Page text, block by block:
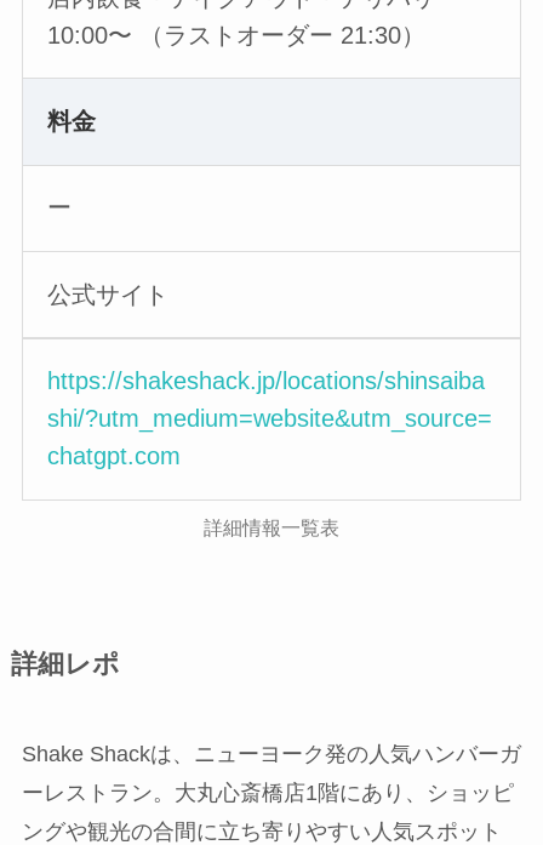
10:00〜 （ラストオーダー 21:30）
料金
ー
公式サイト
https://shakeshack.jp/locations/shinsaiba
shi/?utm_medium=website&utm_source=
chatgpt.com
詳細情報一覧表
詳細レポ
Shake Shackは、ニューヨーク発の人気ハンバーガ
ーレストラン。大丸心斎橋店1階にあり、ショッピ
ングや観光の合間に立ち寄りやすい人気スポット